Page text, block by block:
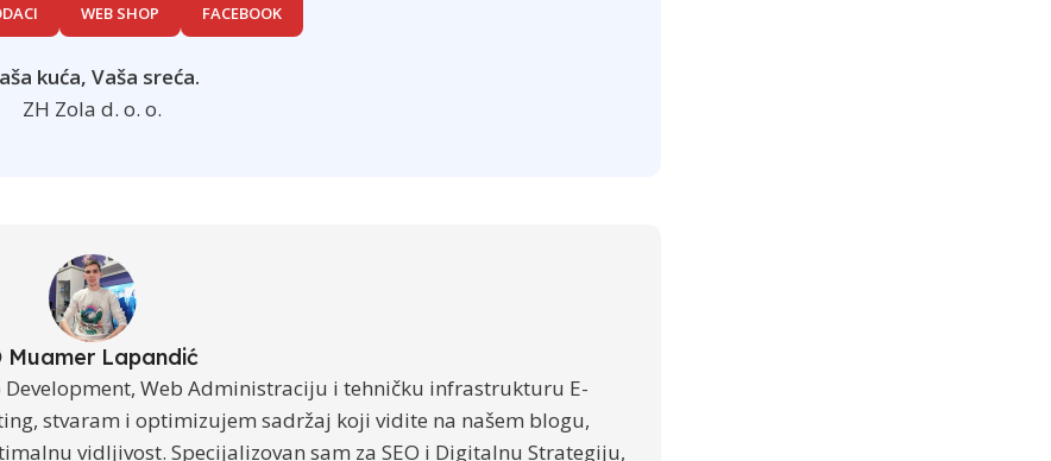
WEB SHOP FACEBOOK
kuća, Vaša sreća.
ZH Zola d. o. o.
Muamer Lapandić
Web Administraciju i tehničku infrastrukturu E-
stvaram i optimizujem sadržaj koji vidite na našem blogu,
vidljivost. Specijalizovan sam za SEO i Digitalnu Strategiju,